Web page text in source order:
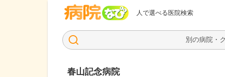
人で選べる医院検索
病院なび
春山記念病院